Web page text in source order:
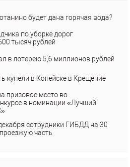
будет дана горячая вода?
по уборке дорог
тысяч рублей
в лотерею 5,6 миллионов рублей
купели в Копейске в Крещение
призовое место во
в номинации «Лучший
сотрудники ГИБДД на 30
часть